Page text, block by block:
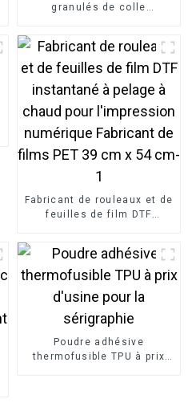
granulés de colle
Fabricant de rouleaux et de
feuilles de film DTF
numérique Fabricant de
films PET 39 cm x 54 cm-1
Poudre adhésive
thermofusible TPU à prix